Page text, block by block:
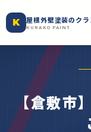
K 屋根外壁塗装のクラ
KURAKO PAINT
【倉敷市